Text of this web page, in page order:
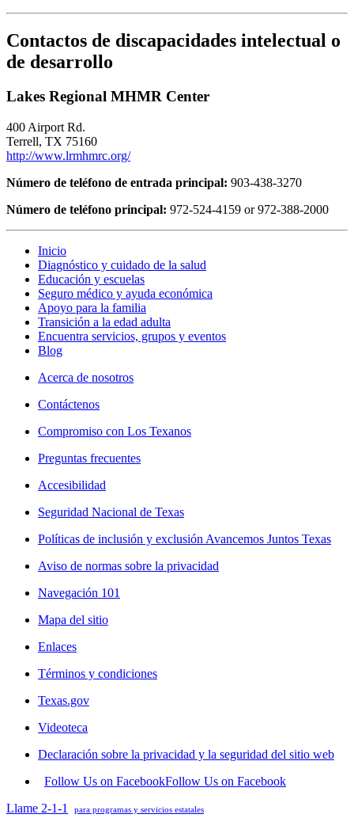
Contactos de discapacidades intelectual o
de desarrollo
Lakes Regional MHMR Center
400 Airport Rd.
Terrell, TX 75160
http://www.lrmhmrc.org/
Número de teléfono de entrada principal: 903-438-3270
Número de teléfono principal: 972-524-4159 or 972-388-2000
Inicio
Diagnóstico y cuidado de la salud
Educación y escuelas
Seguro médico y ayuda económica
Apoyo para la familia
Transición a la edad adulta
Encuentra servicios, grupos y eventos
Blog
Acerca de nosotros
Contáctenos
Compromiso con Los Texanos
Preguntas frecuentes
Accesibilidad
Seguridad Nacional de Texas
Políticas de inclusión y exclusión Avancemos Juntos Texas
Aviso de normas sobre la privacidad
Navegación 101
Mapa del sitio
Enlaces
Términos y condiciones
Texas.gov
Videoteca
Declaración sobre la privacidad y la seguridad del sitio web
Follow Us on FacebookFollow Us on Facebook
Llame 2-1-1
para programas y servicios estatales